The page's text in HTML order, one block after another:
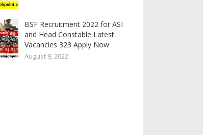
BSF Recruitment 2022 for ASI
and Head Constable Latest
Vacancies 323 Apply Now
August 9, 2022